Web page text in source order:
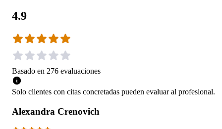
4.9
Basado en 276 evaluaciones
Solo clientes con citas concretadas pueden evaluar al profesional.
Alexandra Crenovich